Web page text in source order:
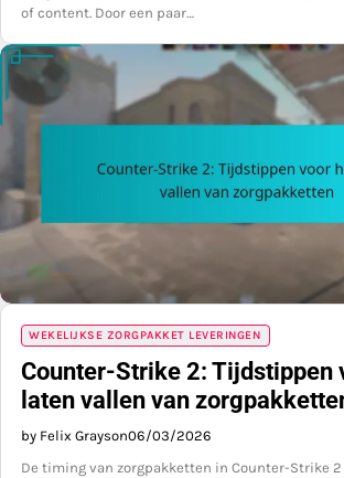
of content. Door een paar…
WEKELIJKSE ZORGPAKKET LEVERINGEN
Counter-Strike 2: Tijdstippen
laten vallen van
by Felix Grayson06/03/2026
De timing van zorgpakketten in Counter-Strike